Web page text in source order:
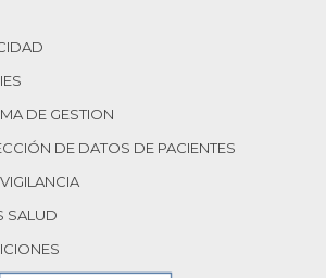
DE GESTION
DE DATOS DE PACIENTES
SALUD